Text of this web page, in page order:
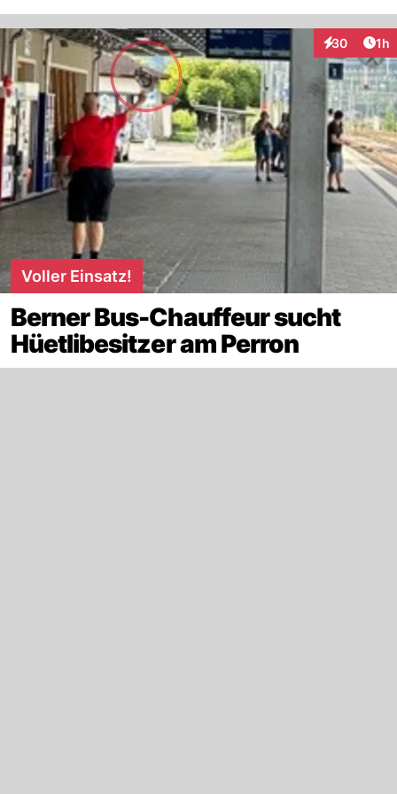
30
Interaktionen
1h
Voller Einsatz!
Berner Bus-Chauffeur sucht
Hüetlibesitzer am Perron